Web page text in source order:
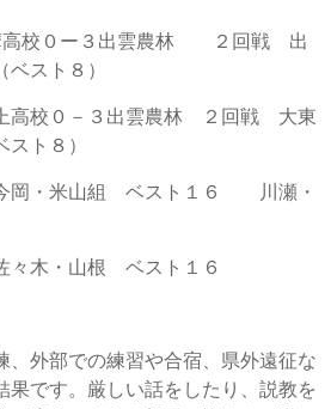
校０ー３出雲農林 ２回戦 出
スト８）
校０－３出雲農林 ２回戦 大東
ト８）
岡・米山組 ベスト１６ 川瀬・
木・山根 ベスト１６
、外部での練習や合宿、県外遠征な
果です。厳しい話をしたり、説教を